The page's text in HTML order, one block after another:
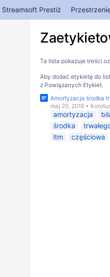
Prestiż
Ta lista pokazuje treści
Aby dodać etykietę do
z Powiązanych Etykiet.
Amortyzacja środka
maj 20, 2019 •
amortyzacja
środka
ltm
częściowa